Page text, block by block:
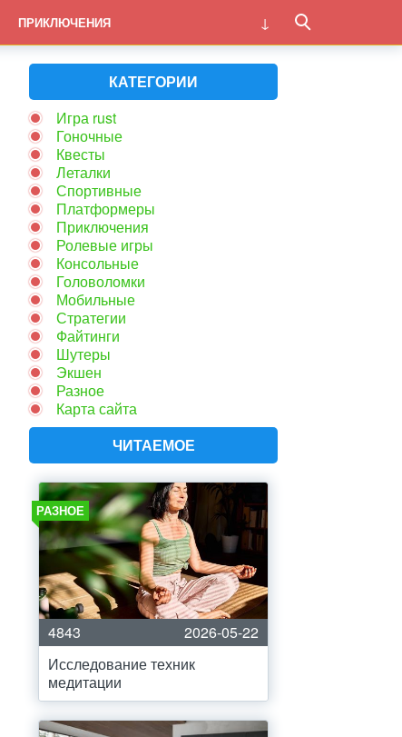
ПРИКЛЮЧЕНИЯ
КАТЕГОРИИ
Игра rust
Гоночные
Квесты
Леталки
Спортивные
Платформеры
Приключения
Ролевые игры
Консольные
Головоломки
Мобильные
Стратегии
Файтинги
Шутеры
Экшен
Разное
Карта сайта
ЧИТАЕМОЕ
РАЗНОЕ
4843
2026-05-22
Исследование техник
медитации